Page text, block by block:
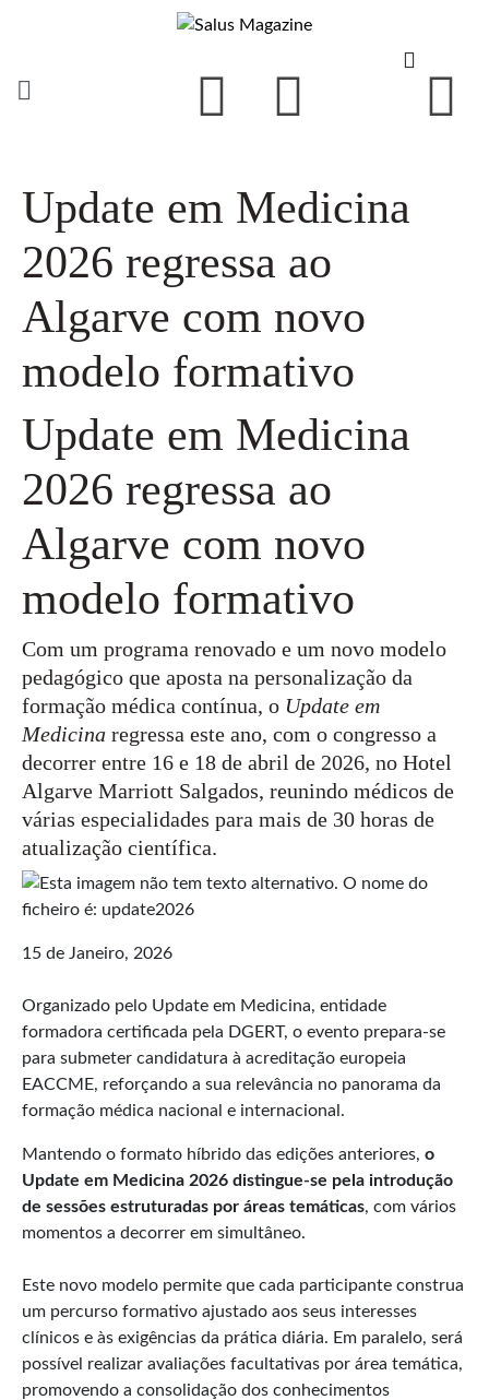
Update em Medicina
2026 regressa ao
Algarve com novo
modelo formativo
Update em Medicina
2026 regressa ao
Algarve com novo
modelo formativo
Com um programa renovado e um novo modelo
pedagógico que aposta na personalização da
formação médica contínua, o Update em
Medicina regressa este ano, com o congresso a
decorrer entre 16 e 18 de abril de 2026, no Hotel
Algarve Marriott Salgados, reunindo médicos de
várias especialidades para mais de 30 horas de
atualização científica.
15 de Janeiro, 2026
Organizado pelo Update em Medicina, entidade
formadora certificada pela DGERT, o evento prepara-se
para submeter candidatura à acreditação europeia
EACCME, reforçando a sua relevância no panorama da
formação médica nacional e internacional.
Mantendo o formato híbrido das edições anteriores, o
Update em Medicina 2026 distingue-se pela introdução
de sessões estruturadas por áreas temáticas, com vários
momentos a decorrer em simultâneo.
Este novo modelo permite que cada participante construa
um percurso formativo ajustado aos seus interesses
clínicos e às exigências da prática diária. Em paralelo, será
possível realizar avaliações facultativas por área temática,
promovendo a consolidação dos conhecimentos